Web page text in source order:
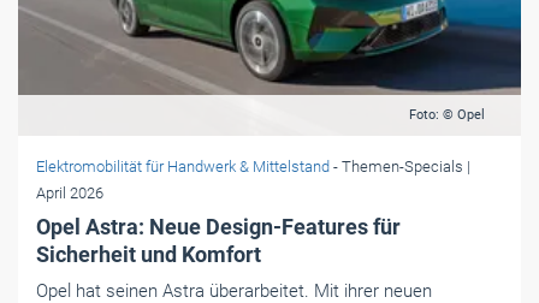
Foto: © Opel
Elektromobilität für Handwerk & Mittelstand - Themen-Specials |
April 2026
Opel Astra: Neue Design-Features für
Sicherheit und Komfort
Opel hat seinen Astra überarbeitet. Mit ihrer neuen